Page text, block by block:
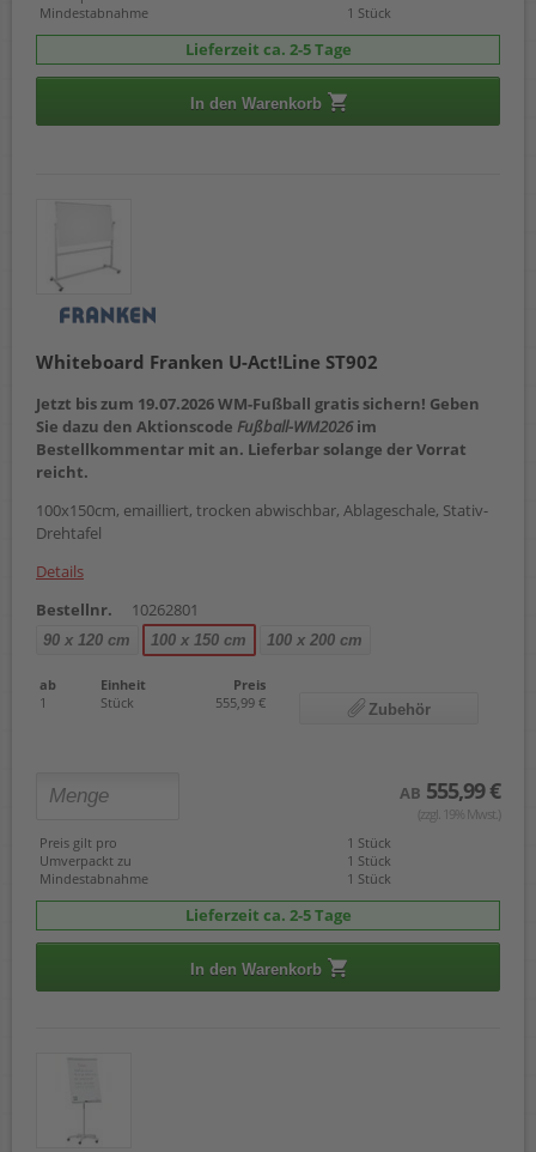
Mindestabnahme
1 Stück
Lieferzeit ca. 2-5 Tage
In den Warenkorb
Whiteboard Franken U-Act!Line ST902
Jetzt bis zum 19.07.2026 WM-Fußball gratis sichern! Geben
Sie dazu den Aktionscode Fußball-WM2026im
Bestellkommentar mit an. Lieferbar solange der Vorrat
reicht.
100x150cm, emailliert, trocken abwischbar, Ablageschale, Stativ-
Drehtafel
Details
Bestellnr.
10262801
90 x 120 cm 100 x 150 cm 100 x 200 cm
ab Einheit
Preis
1
Stück 555,99 € Zubehör
AB 555,99 €
(zzgl. 19% Mwst.)
Preis gilt pro
1 Stück
Umverpackt zu
1 Stück
Mindestabnahme
1 Stück
Lieferzeit ca. 2-5 Tage
In den Warenkorb